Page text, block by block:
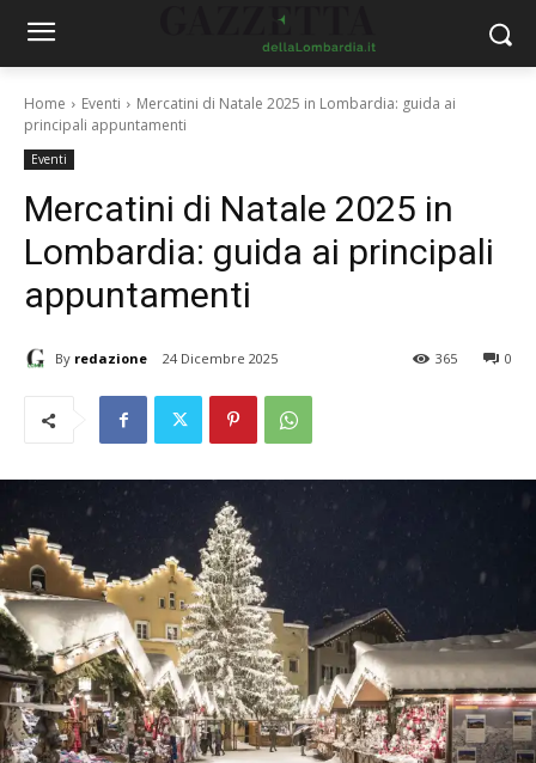
Home Eventi
Mercatini di Natale 2025 in Lombardia: guida ai
principali appuntamenti
Eventi
Mercatini di Natale 2025 in
Lombardia: guida ai principali
appuntamenti
By redazione 24 Dicembre 2025 0
365